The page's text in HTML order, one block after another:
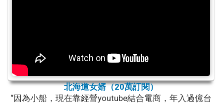
北海道女婿（20萬訂閱）
“因為小船，現在靠經營youtube結合電商，年入過億台